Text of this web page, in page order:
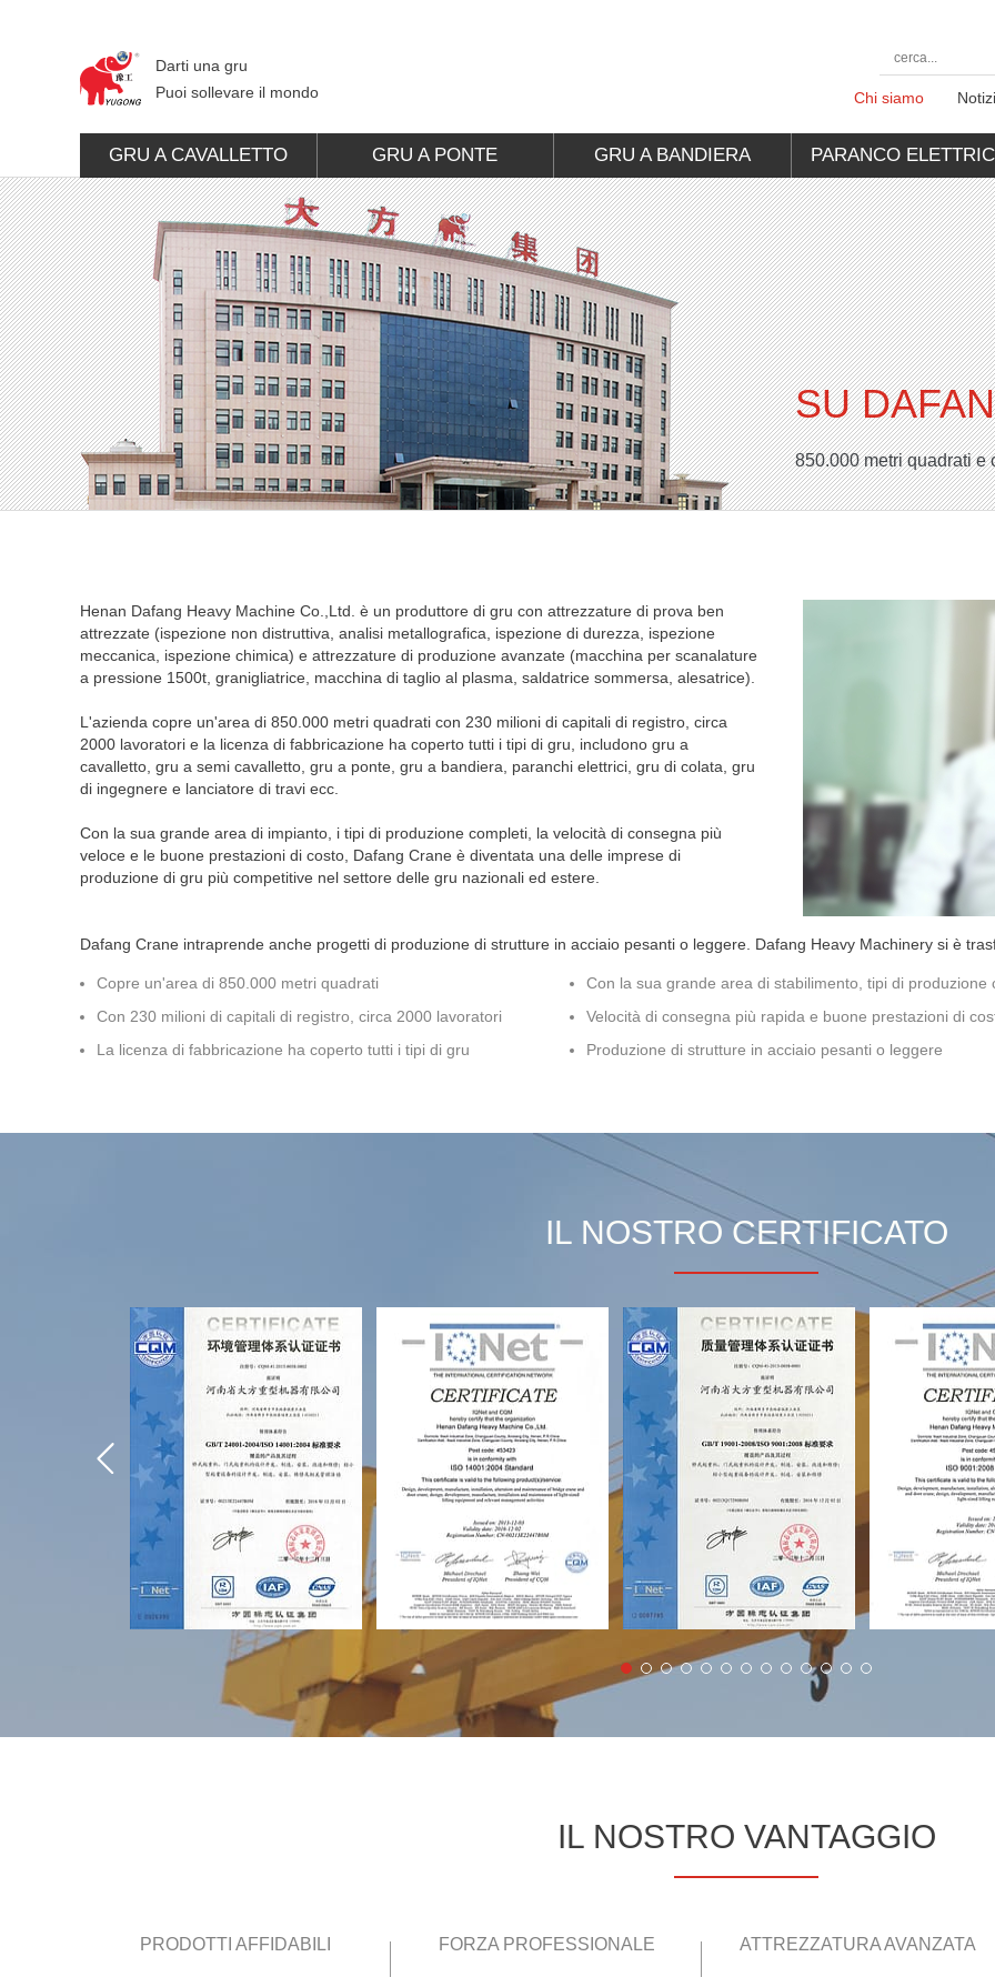
Darti una gru
Puoi sollevare il mondo
Chi siamo
GRU A CAVALLETTO GRU A PONTE GRU A BANDIERA PARANCO
SU
850.000 metri quadrati e
Henan Dafang Heavy Machine Co.,Ltd. è un produttore di gru con attrezzature di prova ben
attrezzate (ispezione non distruttiva, analisi metallografica, ispezione di durezza, ispezione
meccanica, ispezione chimica) e attrezzature di produzione avanzate (macchina per scanalature
a pressione 1500t, granigliatrice, macchina di taglio al plasma, saldatrice sommersa, alesatrice).
L'azienda copre un'area di 850.000 metri quadrati con 230 milioni di capitali di registro, circa
2000 lavoratori e la licenza di fabbricazione ha coperto tutti i tipi di gru, includono gru a
cavalletto, gru a semi cavalletto, gru a ponte, gru a bandiera, paranchi elettrici, gru di colata, gru
di ingegnere e lanciatore di travi ecc.
Con la sua grande area di impianto, i tipi di produzione completi, la velocità di consegna più
veloce e le buone prestazioni di costo, Dafang Crane è diventata una delle imprese di
produzione di gru più competitive nel settore delle gru nazionali ed estere.
Dafang Crane intraprende anche progetti di produzione di strutture in acciaio pesanti o leggere. Dafang Heavy Machinery si è
Copre un'area di 850.000 metri quadrati
Con la sua grande area di stabilimento, tipi di produzione
Con 230 milioni di capitali di registro, circa 2000 lavoratori
Velocità di consegna più rapida e buone prestazioni di
La licenza di fabbricazione ha coperto tutti i tipi di gru
Produzione di strutture in acciaio pesanti o leggere
IL NOSTRO CERTIFICATO
IL NOSTRO VANTAGGIO
PRODOTTI AFFIDABILI FORZA PROFESSIONALE ATTREZZATURA AVANZATA